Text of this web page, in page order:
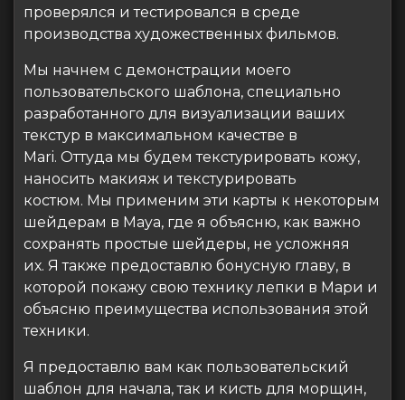
проверялся и тестировался в среде
производства художественных фильмов.
Мы начнем с демонстрации моего
пользовательского шаблона, специально
разработанного для визуализации ваших
текстур в максимальном качестве в
Mari. Оттуда мы будем текстурировать кожу,
наносить макияж и текстурировать
костюм. Мы применим эти карты к некоторым
шейдерам в Maya, где я объясню, как важно
сохранять простые шейдеры, не усложняя
их. Я также предоставлю бонусную главу, в
которой покажу свою технику лепки в Мари и
объясню преимущества использования этой
техники.
Я предоставлю вам как пользовательский
шаблон для начала, так и кисть для морщин,